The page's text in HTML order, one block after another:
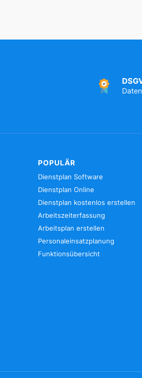
POPULÄR
Dienstplan Software
Dienstplan Online
Dienstplan kostenlos erstellen
Arbeitszeiterfassung
Arbeitsplan erstellen
Personaleinsatzplanung
Funktionsübersicht